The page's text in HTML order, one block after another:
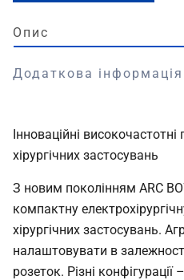
Опис
Додаткова інформація
Інноваційні
хірургічних застосувань
З новим поколінням ARC
компактну
хірургічних застосувань.
налаштовувати в
розеток. Різні